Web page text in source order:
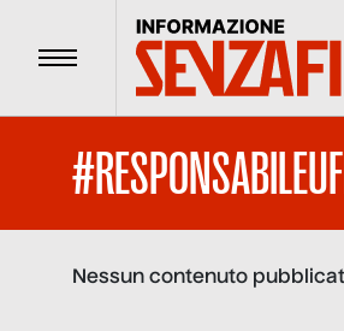
Menu
Nessun contenuto